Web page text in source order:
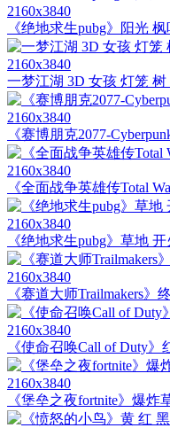
2160x3840
《绝地求生pubg》阳光
2160x3840
一梦江湖 3D 女孩 灯笼
2160x3840
《赛博朋克2077-
2160x3840
《全面战争英雄传Total
2160x3840
《绝地求生pubg》草地
2160x3840
《赛道大师Trailmakers》
2160x3840
《使命召唤Call of Duty
2160x3840
《堡垒之夜fortnite》爆